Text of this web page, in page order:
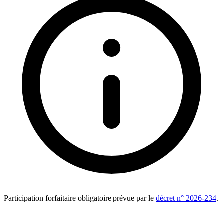
Participation forfaitaire obligatoire prévue par le décret n° 2026-234.